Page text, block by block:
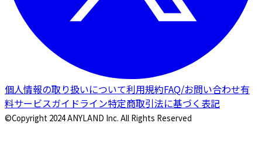
個人情報の取り扱いについて利用規約FAQ/お問い合わせ有
料サービスガイドライン特定商取引法に基づく表記
©Copyright 2024 ANYLAND Inc. All Rights Reserved